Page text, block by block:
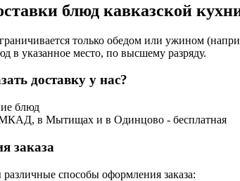
блюд кавказской
только обедом или ужином
в указанное место, по высшему разряду.
доставку у нас?
блюд
МКАД, в Мытищах и в Одинцово - бесплатная
заказа
способы оформления заказа: